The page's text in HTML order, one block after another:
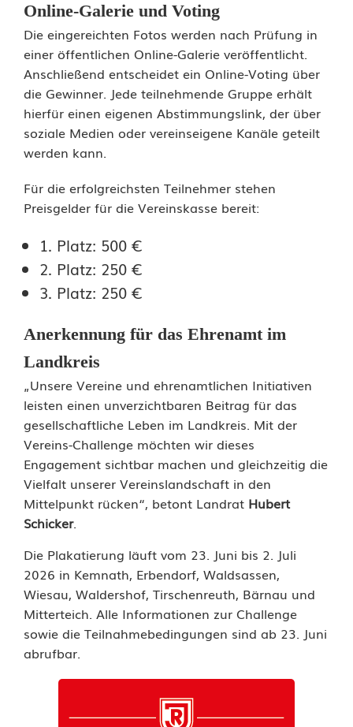
i
m
L
a
n
d
k
e
i
T
i
r
s
c
h
e
n
r
e
u
Online-Galerie und Voting
Die eingereichten Fotos werden nach Prüfung in
einer öffentlichen Online-Galerie veröffentlicht.
Anschließend entscheidet ein Online-Voting über
die Gewinner. Jede teilnehmende Gruppe erhält
hierfür einen eigenen Abstimmungslink, der über
soziale Medien oder vereinseigene Kanäle geteilt
werden kann.
Für die erfolgreichsten Teilnehmer stehen
Preisgelder für die Vereinskasse bereit:
1. Platz: 500 €
2. Platz: 250 €
3. Platz: 250 €
Anerkennung für das Ehrenamt im
Landkreis
„Unsere Vereine und ehrenamtlichen Initiativen
leisten einen unverzichtbaren Beitrag für das
gesellschaftliche Leben im Landkreis. Mit der
Vereins-Challenge möchten wir dieses
Engagement sichtbar machen und gleichzeitig die
Vielfalt unserer Vereinslandschaft in den
Mittelpunkt rücken“, betont Landrat Hubert
Schicker.
Die Plakatierung läuft vom 23. Juni bis 2. Juli
2026 in Kemnath, Erbendorf, Waldsassen,
Wiesau, Waldershof, Tirschenreuth, Bärnau und
Mitterteich. Alle Informationen zur Challenge
sowie die Teilnahmebedingungen sind ab 23. Juni
abrufbar.